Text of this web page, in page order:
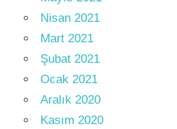
Nisan 2021
Mart 2021
Şubat 2021
Ocak 2021
Aralık 2020
Kasım 2020